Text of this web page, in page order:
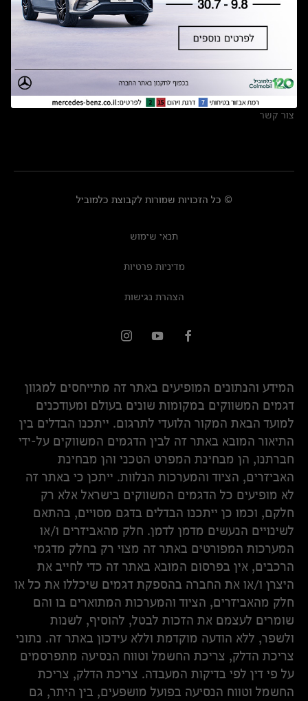
מצאו אותנו
אולמות תצוגה
מרכזי שירות
צור קשר
© כל הזכויות שמורות לקבוצת כלמוביל
תנאי שימוש
מדיניות פרטיות
הצהרת נגישות
המידע והנתונים המופיעים באתר זה מתייחסים למגוון
דגמים המשווקים במקומות שונים בעולם ומעודכנים
למועד הבאת המקור הלועדי לתרגום. ייתכנו הבדלים בין
התיאור המובא באתר זה לבין הדגמים המשווקים על-ידי
חברתנו, הן מבחינת המפרט הטכני והן מבחינת
האביזרים, הציוד והמערכות הנלוות. ייתכן כי באתר זה
לא מופיעים כל הדגמים המשווקים בישראל אלא רק
חלקם, וכמו כן ייתכנו הבדלים בדגם מסויים, בהתאם
לשינויים הנעשים מדמן לדמן. חלק מהאביזרים ו/או
המערכות המפורטים באתר זה מצוי רק בחלק מדגמי
הרכבים, אין בפרסום המובא באתר זה כדי לחייב את
היצרן ו/או את החברה בהספקת דגמים שיכללו את כל או
חלק מהאביזרים, הציוד והמערכות המתוארים בו והם
שומרים לעצמם את הזכות לבטל, להוסיף, לשנות
ולשפר, ללא הודעה מוקדמת וללא עידכון באתר זה. נתוני
צריכת הדלק, צריכת החשמל וטווח הנסיעה מתפרסמים
על פי דין לפי בדיקות המעבדה. צריכת הדלק, צריכת
החשמל וטווח הנסיעה בפועל מושפעים, בין היתר, גם